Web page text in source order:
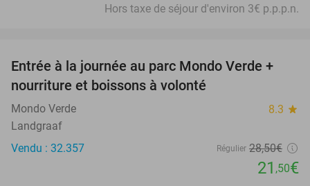
Hors taxe de séjour d'environ 3€ p.p.p.n.
25%
Entrée à la journée au parc Mondo Verde +
nourriture et boissons à volonté
Mondo Verde 8.3 star
Landgraaf
Vendu : 32.357
Régulier 28,50€
21 ,50€